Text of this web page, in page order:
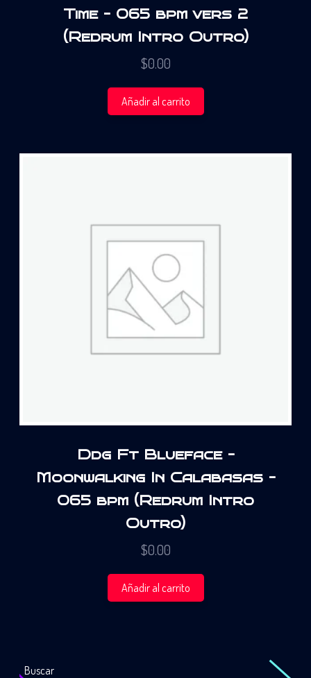
Time – 065 bpm vers 2
(Redrum Intro Outro)
$0.00
Añadir al carrito
Ddg Ft Blueface –
Moonwalking In Calabasas –
065 bpm (Redrum Intro
Outro)
$0.00
Añadir al carrito
Buscar